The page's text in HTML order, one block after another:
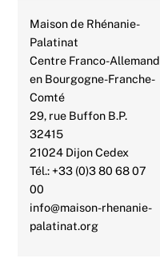
Maison de Rhénanie-
Palatinat
Centre Franco-Allemand
en Bourgogne-Franche-
Comté
29, rue Buffon B.P.
32415
21024 Dijon Cedex
Tél.: +33 (0)3 80 68 07
00
info@maison-rhenanie-
palatinat.org